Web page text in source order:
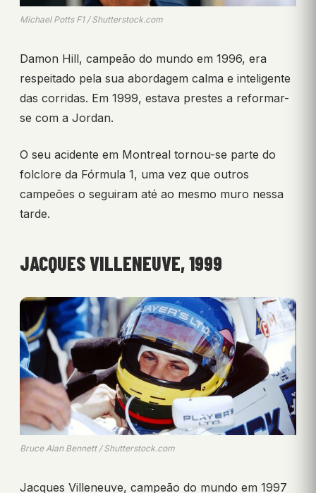
Michael Potts F1 / Shutterstock.com
Damon Hill, campeão do mundo em 1996, era
respeitado pela sua abordagem calma e inteligente
das corridas. Em 1999, estava prestes a reformar-
se com a Jordan.
O seu acidente em Montreal tornou-se parte do
folclore da Fórmula 1, uma vez que outros
campeões o seguiram até ao mesmo muro nessa
tarde.
JACQUES VILLENEUVE, 1999
Bruce Alan Bennett / Shutterstock.com
Jacques Villeneuve, campeão do mundo em 1997